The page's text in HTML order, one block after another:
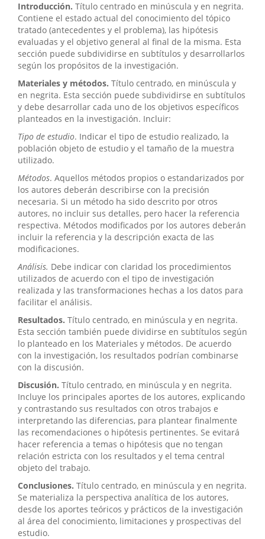
Introducción. Título centrado en minúscula y en negrita.
Contiene el estado actual del conocimiento del tópico
tratado (antecedentes y el problema), las hipótesis
evaluadas y el objetivo general al final de la misma. Esta
sección puede subdividirse en subtítulos y desarrollarlos
según los propósitos de la investigación.
Materiales y métodos. Título centrado, en minúscula y
en negrita. Esta sección puede subdividirse en subtítulos
y debe desarrollar cada uno de los objetivos específicos
planteados en la investigación. Incluir:
Tipo de estudio. Indicar el tipo de estudio realizado, la
población objeto de estudio y el tamaño de la muestra
utilizado.
Métodos. Aquellos métodos propios o estandarizados por
los autores deberán describirse con la precisión
necesaria. Si un método ha sido descrito por otros
autores, no incluir sus detalles, pero hacer la referencia
respectiva. Métodos modificados por los autores deberán
incluir la referencia y la descripción exacta de las
modificaciones.
Análisis. Debe indicar con claridad los procedimientos
utilizados de acuerdo con el tipo de investigación
realizada y las transformaciones hechas a los datos para
facilitar el análisis.
Resultados. Título centrado, en minúscula y en negrita.
Esta sección también puede dividirse en subtítulos según
lo planteado en los Materiales y métodos. De acuerdo
con la investigación, los resultados podrían combinarse
con la discusión.
Discusión. Título centrado, en minúscula y en negrita.
Incluye los principales aportes de los autores, explicando
y contrastando sus resultados con otros trabajos e
interpretando las diferencias, para plantear finalmente
las recomendaciones o hipótesis pertinentes. Se evitará
hacer referencia a temas o hipótesis que no tengan
relación estricta con los resultados y el tema central
objeto del trabajo.
Conclusiones. Título centrado, en minúscula y en negrita.
Se materializa la perspectiva analítica de los autores,
desde los aportes teóricos y prácticos de la investigación
al área del conocimiento, limitaciones y prospectivas del
estudio.